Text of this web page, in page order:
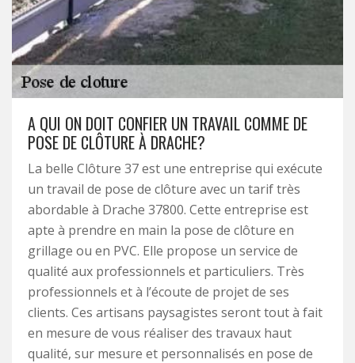
A QUI ON DOIT CONFIER UN TRAVAIL COMME DE
POSE DE CLÔTURE À DRACHE?
La belle Clôture 37 est une entreprise qui exécute
un travail de pose de clôture avec un tarif très
abordable à Drache 37800. Cette entreprise est
apte à prendre en main la pose de clôture en
grillage ou en PVC. Elle propose un service de
qualité aux professionnels et particuliers. Très
professionnels et à l’écoute de projet de ses
clients. Ces artisans paysagistes seront tout à fait
en mesure de vous réaliser des travaux haut
qualité, sur mesure et personnalisés en pose de